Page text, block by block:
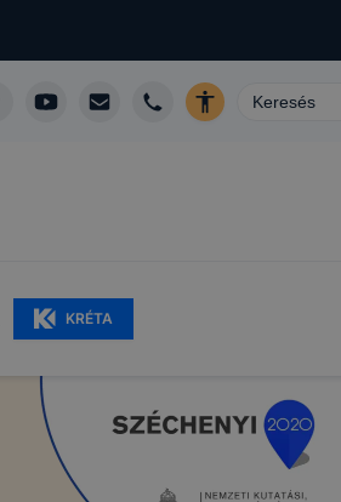
KRÉTA